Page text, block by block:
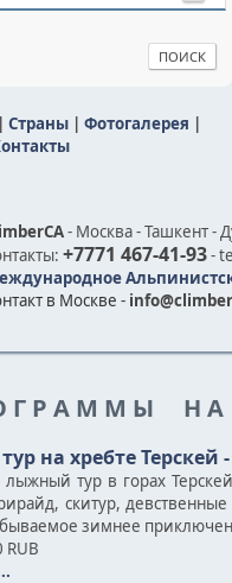
| Страны | Фотогалерея |
- Москва - Ташкент -
+7771 467-41-93-
в Москве -
Г Р А М М Ы Н
на хребте Терскей
тур в горах
скитур,
зимнее
RUB